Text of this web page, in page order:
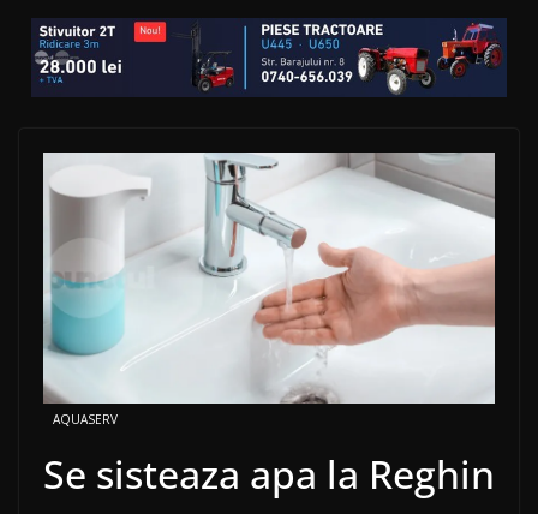
AQUASERV
Se sisteaza apa la Reghin